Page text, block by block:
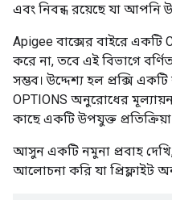
এবং নিবন্ধ রয়েছে যা আপনি
Apigee বাক্সের বাইরে একটি
করে না, তবে এই বিভাগে
সম্ভব। উদ্দেশ্য হল প্রক্সি
OPTIONS অনুরোধের মূল্যায়ন
কাছে একটি উপযুক্ত
আসুন একটি নমুনা প্রবাহ
আলোচনা করি যা প্রিফ্লাইট